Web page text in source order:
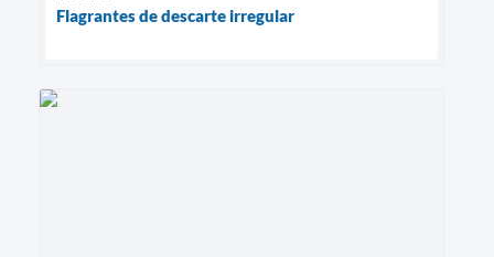
Flagrantes de descarte irregular